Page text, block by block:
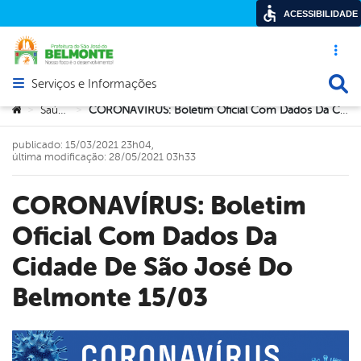
Acesso
Abrir menu principal de navegação
Serviços e Informações
Você está aqui:
> Saúde > CORONAVÍRUS: Boletim Oficial Com Dados Da Cidade De São José Do Belmonte 15/03
CORONAVÍRUS: Boletim
Oficial Com Dados Da
Cidade De São José Do
Belmonte 15/03
publicado: 15/03/2021 23h04,
última modificação: 28/05/2021 03h33
ACESSIBILIDADE